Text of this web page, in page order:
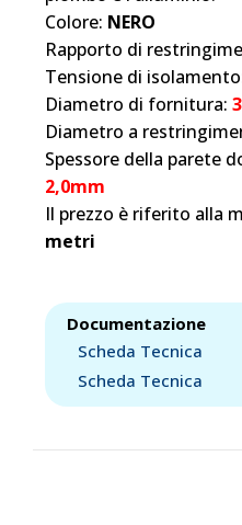
Colore: NERO
Rapporto di
Tensione di
Diametro di fornitura:
Diametro a
Spessore della parete
2,0mm
Il prezzo è riferito alla
metri
Documentazione
Scheda Tecnica
Scheda Tecnica